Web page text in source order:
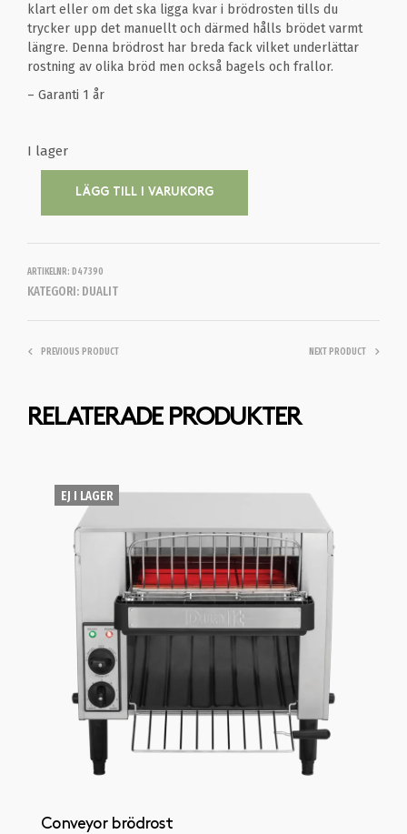
klart eller om det ska ligga kvar i brödrosten tills du
trycker upp det manuellt och därmed hålls brödet varmt
längre. Denna brödrost har breda fack vilket underlättar
rostning av olika bröd men också bagels och frallor.
– Garanti 1 år
I lager
LÄGG TILL I VARUKORG
ARTIKELNR: D47390
KATEGORI: DUALIT
PREVIOUS PRODUCT NEXT PRODUCT
RELATERADE PRODUKTER
EJ I LAGER
Conveyor brödrost